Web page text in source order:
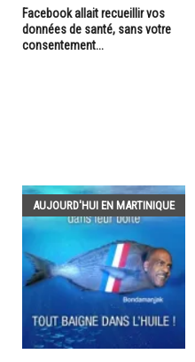
Facebook allait recueillir vos
données de santé, sans votre
consentement...
AUJOURD'HUI EN MARTINIQUE